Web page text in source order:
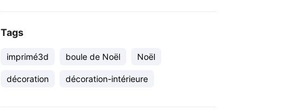
Tags
imprimé3d boule de Noël Noël
décoration décoration-intérieure